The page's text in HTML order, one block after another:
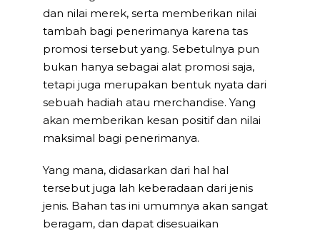
dan nilai merek, serta memberikan nilai
tambah bagi penerimanya karena tas
promosi tersebut yang. Sebetulnya pun
bukan hanya sebagai alat promosi saja,
tetapi juga merupakan bentuk nyata dari
sebuah hadiah atau merchandise. Yang
akan memberikan kesan positif dan nilai
maksimal bagi penerimanya.
Yang mana, didasarkan dari hal hal
tersebut juga lah keberadaan dari jenis
jenis. Bahan tas ini umumnya akan sangat
beragam, dan dapat disesuaikan